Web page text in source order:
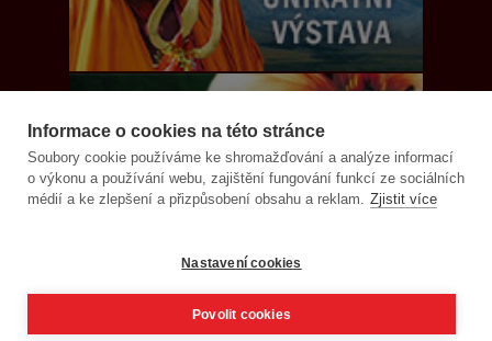
Informace o cookies na této stránce
Soubory cookie používáme ke shromažďování a analýze informací
o výkonu a používání webu, zajištění fungování funkcí ze sociálních
médií a ke zlepšení a přizpůsobení obsahu a reklam. Zjistit více
Nastavení cookies
Povolit cookies